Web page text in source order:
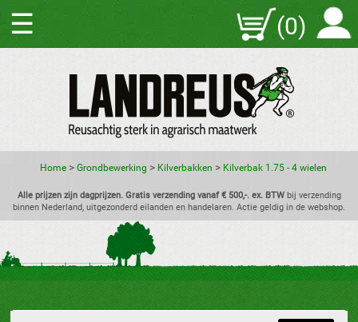
☰ (0)
Home> Grondbewerking > Kilverbakken > Kilverbak 1.75 - 4 wielen
Alle prijzen zijn dagprijzen. Gratis verzending vanaf € 500,-. ex. BTWbij verzending
binnen Nederland, uitgezonderd eilanden en handelaren. Actie geldig in de webshop.